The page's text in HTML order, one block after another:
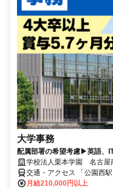
大学事務
配属部署の希望考慮▶英語、
学校法人栗本学園 名古
交通・アクセス 「公園西
月給210,000円以上